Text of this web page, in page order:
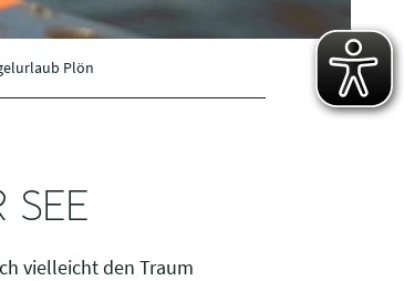
Plön
SEE
vielleicht den Traum